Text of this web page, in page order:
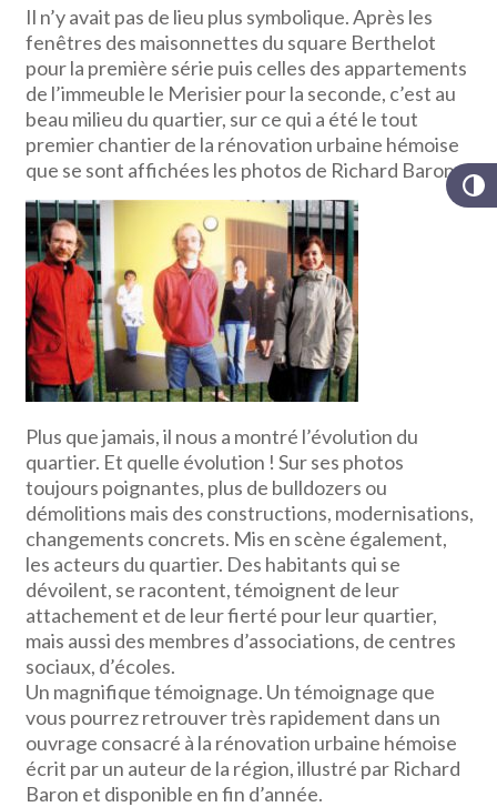
Il n’y avait pas de lieu plus symbolique. Après les
fenêtres des maisonnettes du square Berthelot
pour la première série puis celles des appartements
de l’immeuble le Merisier pour la seconde, c’est au
beau milieu du quartier, sur ce qui a été le tout
premier chantier de la rénovation urbaine hémoise
que se sont affichées les photos de Richard Baron.
Plus que jamais, il nous a montré l’évolution du
quartier. Et quelle évolution ! Sur ses photos
toujours poignantes, plus de bulldozers ou
démolitions mais des constructions, modernisations,
changements concrets. Mis en scène également,
les acteurs du quartier. Des habitants qui se
dévoilent, se racontent, témoignent de leur
attachement et de leur fierté pour leur quartier,
mais aussi des membres d’associations, de centres
sociaux, d’écoles.
Un magnifique témoignage. Un témoignage que
vous pourrez retrouver très rapidement dans un
ouvrage consacré à la rénovation urbaine hémoise
écrit par un auteur de la région, illustré par Richard
Baron et disponible en fin d’année.